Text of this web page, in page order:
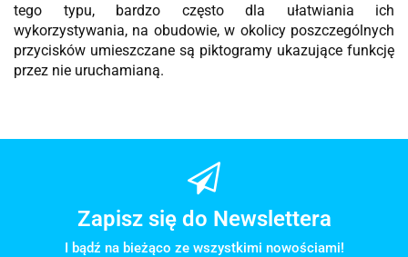
tego typu, bardzo często dla ułatwiania ich
wykorzystywania, na obudowie, w okolicy poszczególnych
przycisków umieszczane są piktogramy ukazujące funkcję
przez nie uruchamianą.
Zapisz się do Newslettera
I bądź na bieżąco ze wszystkimi nowościami!